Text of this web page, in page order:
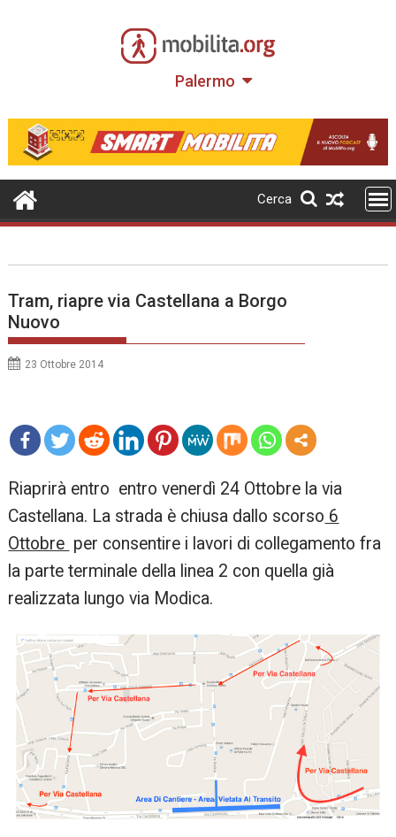
Palermo
Cerca
Tram, riapre via Castellana a Borgo
Nuovo
23 Ottobre 2014
re
Riaprirà entro entro venerdì 24 Ottobre la via
Castellana. La strada è chiusa dallo scorso 6
Ottobre per consentire i lavori di collegamento fra
la parte terminale della linea 2 con quella già
realizzata lungo via Modica.